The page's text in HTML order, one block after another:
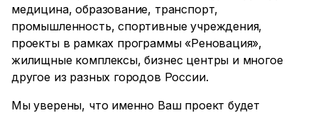
медицина, образование, транспорт,
промышленность, спортивные учреждения,
проекты в рамках программы «Реновация»,
жилищные комплексы, бизнес центры и многое
другое из разных городов России.
Мы уверены, что именно Ваш проект будет